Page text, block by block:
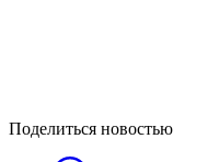
Поделиться новостью